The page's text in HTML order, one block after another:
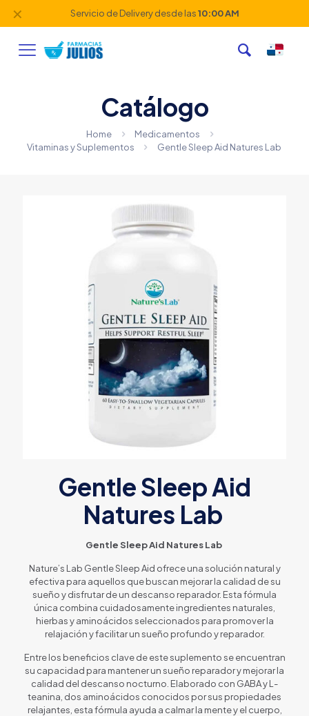
Servicio de Delivery desde las10:00 AM
✕
Catálogo
Home
Medicamentos
Vitaminas y Suplementos
Gentle Sleep Aid Natures Lab
Gentle Sleep Aid
Natures Lab
Gentle Sleep Aid Natures Lab
Nature’s Lab Gentle Sleep Aid ofrece una solución natural y
efectiva para aquellos que buscan mejorar la calidad de su
sueño y disfrutar de un descanso reparador. Esta fórmula
única combina cuidadosamente ingredientes naturales,
hierbas y aminoácidos seleccionados para promover la
relajación y facilitar un sueño profundo y reparador.
Entre los beneficios clave de este suplemento se encuentran
su capacidad para mantener un sueño reparador y mejorar la
calidad del descanso nocturno. Elaborado con GABA y L-
teanina, dos aminoácidos conocidos por sus propiedades
relajantes, esta fórmula ayuda a calmar la mente y el cuerpo,